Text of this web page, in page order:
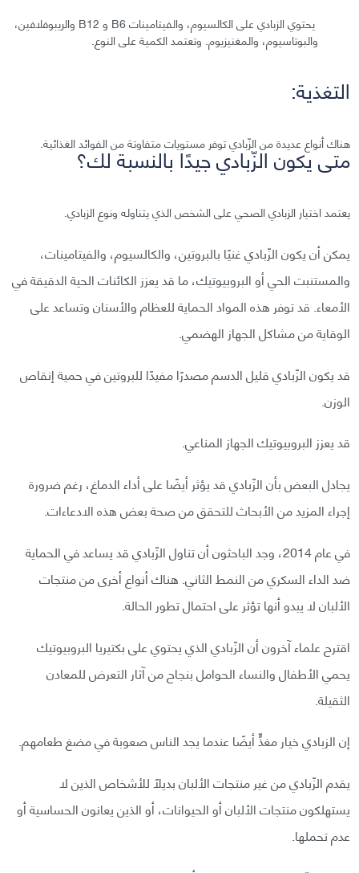
يحتوي الزبادي على الكالسيوم، والفيتامينات B6 و B12 والريبوفلافين،
والبوتاسيوم، والمغنيزيوم. وتعتمد الكمية على النوع.
التغذية:
هناك أنواع عديدة من الزّبادي توفر مستويات متفاوتة من الفوائد الغذائية.
متى يكون الزّبادي جيدًا بالنسبة لك؟
يعتمد اختيار الزبادي الصحي على الشخص الذي يتناوله ونوع الزبادي.
يمكن أن يكون الزّبادي غنيًا بالبروتين، والكالسيوم، والفيتامينات،
والمستنبت الحي أو البروبيوتيك، ما قد يعزز الكائنات الحية الدقيقة في
الأمعاء. قد توفر هذه المواد الحماية للعظام والأسنان وتساعد على
الوقاية من مشاكل الجهاز الهضمي.
قد يكون الزّبادي قليل الدسم مصدرًا مفيدًا للبروتين في حمية إنقاص
الوزن.
قد يعزز البروبيوتيك الجهاز المناعي.
يجادل البعض بأن الزّبادي قد يؤثر أيضًا على أداء الدماغ، رغم ضرورة
إجراء المزيد من الأبحاث للتحقق من صحة بعض هذه الادعاءات.
في عام 2014، وجد الباحثون أن تناول الزّبادي قد يساعد في الحماية
ضد الداء السكري من النمط الثاني. هناك أنواع أخرى من منتجات
الألبان لا يبدو أنها تؤثر على احتمال تطور الحالة.
اقترح علماء آخرون أن الزّبادي الذي يحتوي على بكتيريا البروبيوتيك
يحمي الأطفال والنساء الحوامل بنجاح من آثار التعرض للمعادن
الثقيلة.
إن الزبادي خيار مغذٍّ أيضًا عندما يجد الناس صعوبة في مضغ طعامهم.
يقدم الزّبادي من غير منتجات الألبان بديلًا للأشخاص الذين لا
يستهلكون منتجات الألبان أو الحيوانات، أو الذين يعانون الحساسية أو
عدم تحملها.